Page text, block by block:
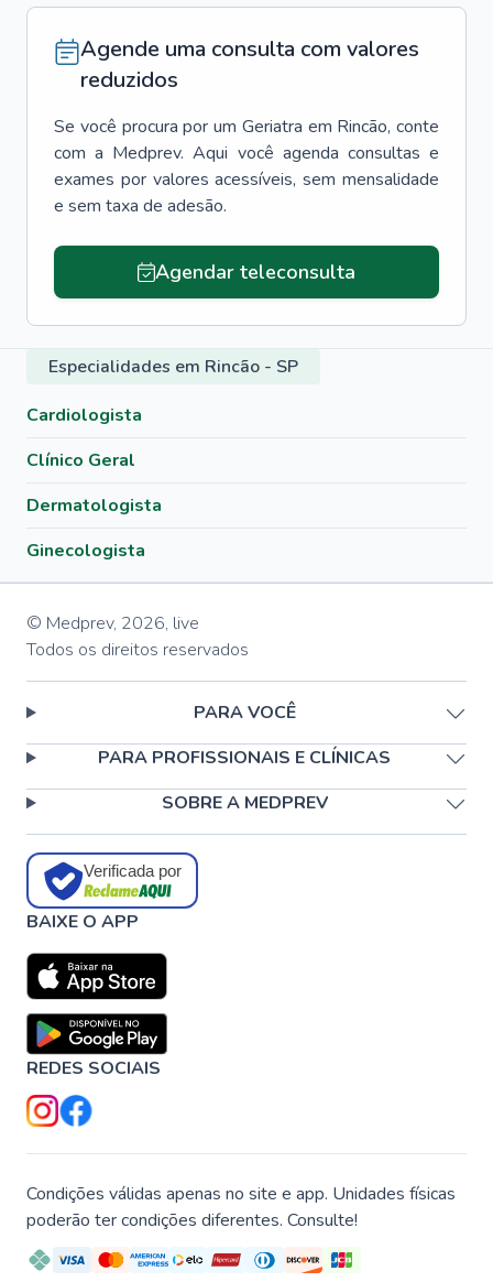
Agende uma consulta com valores
reduzidos
Se você procura por um Geriatra em Rincão, conte
com a Medprev. Aqui você agenda consultas e
exames por valores acessíveis, sem mensalidade
e sem taxa de adesão.
Agendar teleconsulta
Especialidades em Rincão - SP
Cardiologista
Clínico Geral
Dermatologista
Ginecologista
© Medprev, 2026, live
Todos os direitos reservados
PARA VOCÊ
PARA PROFISSIONAIS E CLÍNICAS
SOBRE A MEDPREV
Verificada por
BAIXE O APP
REDES SOCIAIS
Condições válidas apenas no site e app. Unidades físicas
poderão ter condições diferentes. Consulte!